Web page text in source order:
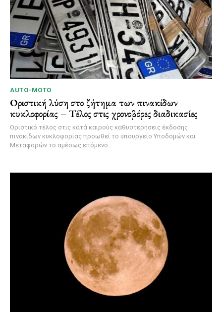
AUTO-MOTO
Οριστική λύση στο ζήτημα των πινακίδων
κυκλοφορίας – Τέλος στις χρονοβόρες διαδικασίες
Οριστικό τέλος στις κατά καιρούς καθυστερήσεις έκδοσης
πινακίδων κυκλοφορίας προωθεί το υπουργείο Υποδομών και
Μεταφορών το αμέσως επόμενο...